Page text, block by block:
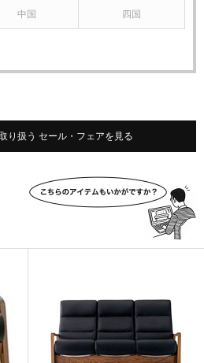
中国 四国
り扱う セール・フェアを見る